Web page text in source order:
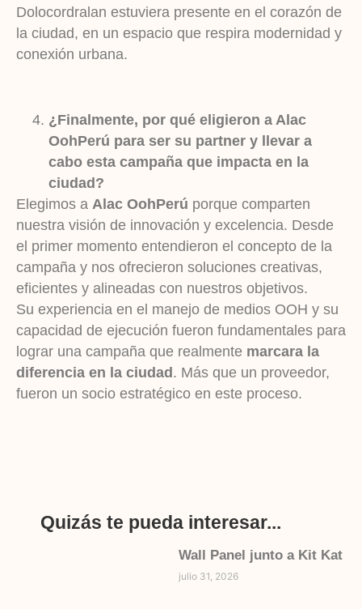
Dolocordralan estuviera presente en el corazón de
la ciudad, en un espacio que respira modernidad y
conexión urbana.
¿Finalmente, por qué eligieron a Alac
OohPerú para ser su partner y llevar a
cabo esta campaña que impacta en la
ciudad?
Elegimos a Alac OohPerú porque comparten
nuestra visión de innovación y excelencia. Desde
el primer momento entendieron el concepto de la
campaña y nos ofrecieron soluciones creativas,
eficientes y alineadas con nuestros objetivos.
Su experiencia en el manejo de medios OOH y su
capacidad de ejecución fueron fundamentales para
lograr una campaña que realmente marcara la
diferencia en la ciudad . Más que un proveedor,
fueron un socio estratégico en este proceso.
Quizás te pueda interesar...
Wall Panel junto a Kit Kat
julio 31, 2026